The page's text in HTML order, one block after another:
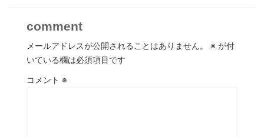
comment
メールアドレスが公開されることはありません。 ※ が付
いている欄は必須項目です
コメント ※